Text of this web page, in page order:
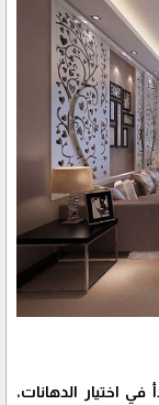
اختيار الدهانات،